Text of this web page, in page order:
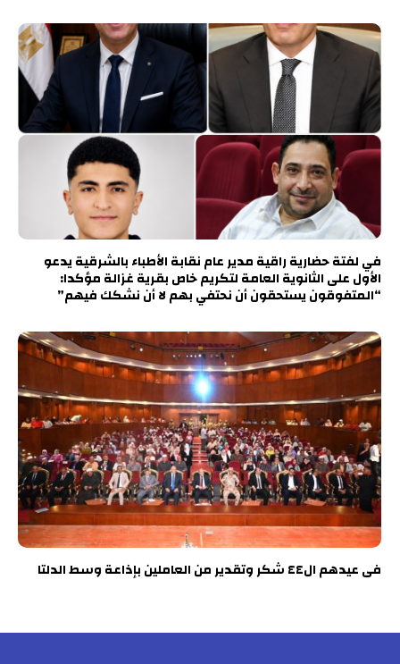
في لفتة حضارية راقية مدير عام نقابة الأطباء بالشرقية يدعو
الأول على الثانوية العامة لتكريم خاص بقرية غزالة مؤكدا:
“المتفوقون يستحقون أن نحتفي بهم لا أن نشكك فيهم”
فى عيدهم ال٤٤ شكر وتقدير من العاملين بإذاعة وسط الدلتا